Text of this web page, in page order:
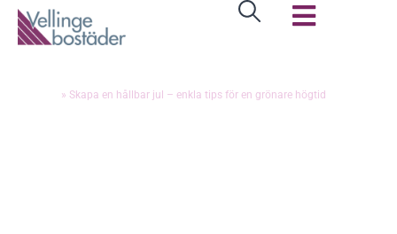
» Skapa en hållbar jul – enkla tips för en grönare högtid